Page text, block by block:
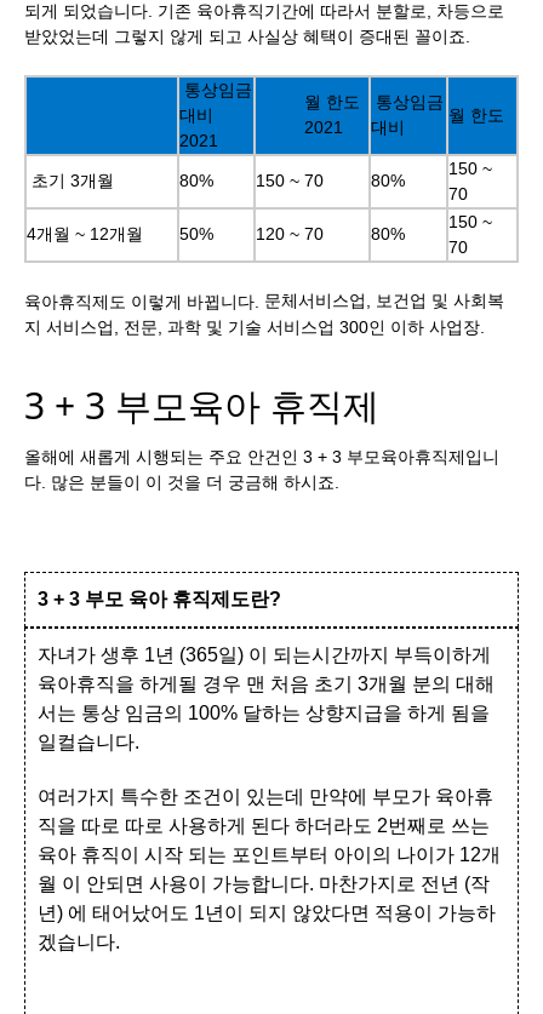
되게 되었습니다. 기존 육아휴직기간에 따라서 분할로, 차등으로
받았었는데 그렇지 않게 되고 사실상 혜택이 증대된 꼴이죠.
통상임금
대비
2021
월 한도
2021
통상임금
대비
월 한도
초기 3개월 80% 150 ~ 70 80%
150 ~
70
4개월 ~ 12개월 50% 120 ~ 70 80%
150 ~
70
육아휴직제도 이렇게 바뀝니다. 문체서비스업, 보건업 및 사회복
지 서비스업, 전문, 과학 및 기술 서비스업 300인 이하 사업장.
3 + 3 부모육아 휴직제
올해에 새롭게 시행되는 주요 안건인 3 + 3 부모육아휴직제입니
다. 많은 분들이 이 것을 더 궁금해 하시죠.
3 + 3 부모 육아 휴직제도란?
자녀가 생후 1년 (365일) 이 되는시간까지 부득이하게
육아휴직을 하게될 경우 맨 처음 초기 3개월 분의 대해
서는 통상 임금의 100% 달하는 상향지급을 하게 됨을
일컬습니다.
여러가지 특수한 조건이 있는데 만약에 부모가 육아휴
직을 따로 따로 사용하게 된다 하더라도 2번째로 쓰는
육아 휴직이 시작 되는 포인트부터 아이의 나이가 12개
월 이 안되면 사용이 가능합니다. 마찬가지로 전년 (작
년) 에 태어났어도 1년이 되지 않았다면 적용이 가능하
겠습니다.